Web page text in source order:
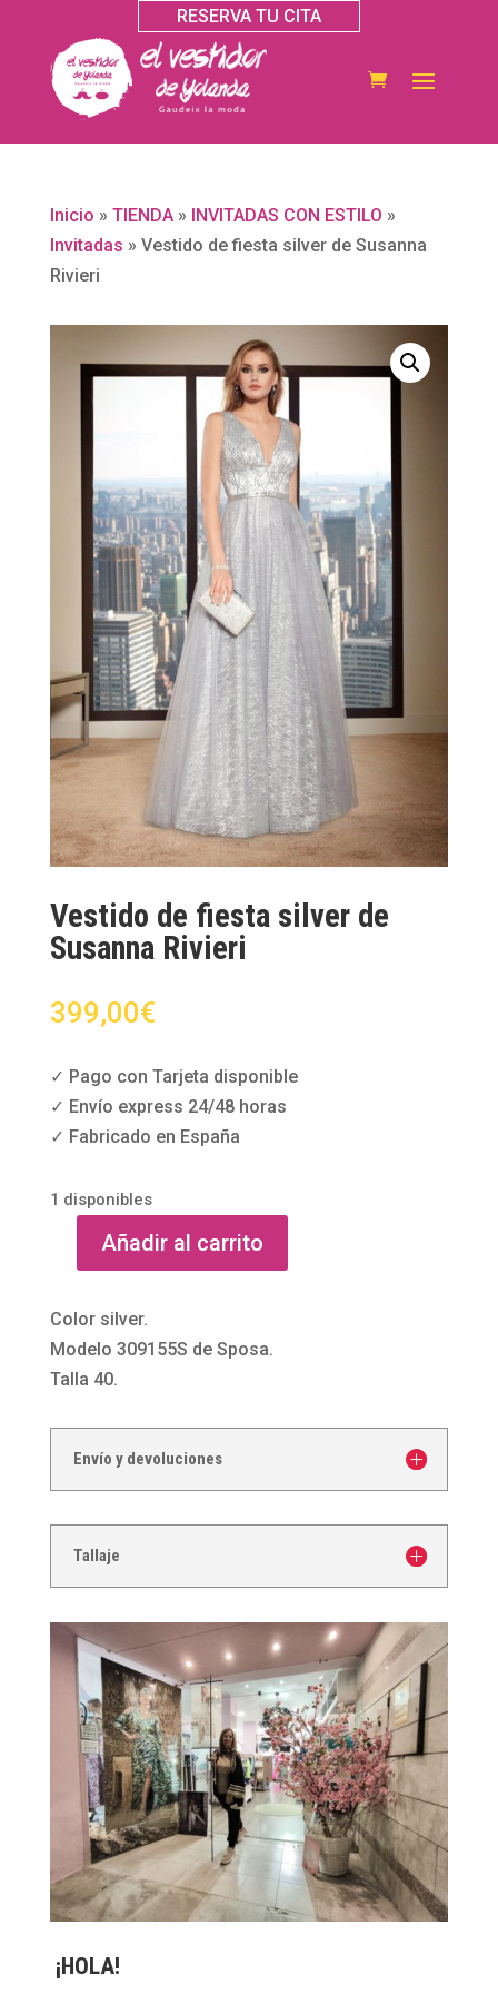
RESERVA TU CITA
Inicio » TIENDA» INVITADAS CON ESTILO »
Invitadas » Vestido de fiesta silver de Susanna
Rivieri
Vestido de fiesta silver de
Susanna Rivieri
399,00€
✓ Pago con Tarjeta disponible
✓ Envío express 24/48 horas
✓ Fabricado en España
1 disponibles
Vestido
fiesta
silver
de
cantidad
Añadir al carrito
Color silver.
Modelo 309155S de Sposa.
Talla 40.
Envío y devoluciones
Tallaje
¡HOLA!